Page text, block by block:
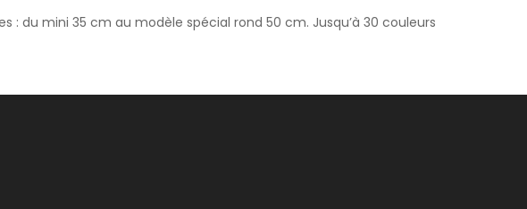
: du mini 35 cm au modèle spécial rond 50 cm. Jusqu’à 30 couleurs